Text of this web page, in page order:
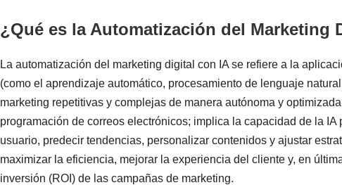
¿Qué es la Automatización del Marketing
La automatización del marketing digital con IA se refiere a la
(como el aprendizaje automático, procesamiento de lenguaje
marketing repetitivas y complejas de manera autónoma y
programación de correos electrónicos; implica la capacidad de la IA
usuario, predecir tendencias, personalizar contenidos y ajustar
maximizar la eficiencia, mejorar la experiencia del cliente y, en
inversión (ROI) de las campañas de marketing.